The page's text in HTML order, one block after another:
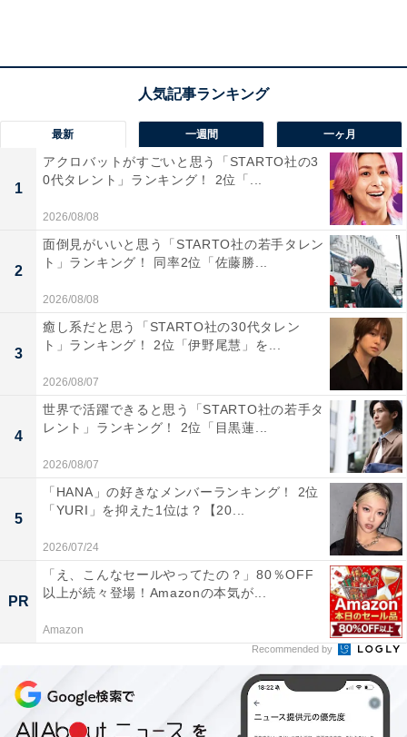
第2位：吉野家
第2位は「吉野家」。ごはんは24時間増量、おかわり無
料のサービスがうれしい定食メニューでは、定番の牛丼
の具を皿盛りで味わえる「牛皿定食（並盛／税込602
円）」のほか、牛肉と焼魚が同時に楽しめる「牛鮭定食
（並盛／税込657円）」など満足度の高いメニューがそ
ろいます。
回答者からは、「牛鮭定食のしゃけの脂と塩気が絶妙だ
と思う（54歳男性／岩手県）」「肉の味付けが美味し
く、白飯に合う！ （42歳男性／愛媛県）」「メニューも
豊富でボリュームがあって美味しいから（42歳男性／新
潟県）」「本格的な和定食が楽しめるから（35歳女性／
福岡県）」など、肉も魚も味付けが絶妙でごはんがすす
むという声がありました。
最新 一週間 一ヶ月
1
アクロバットがすごいと思う「STARTO社の3
0代タレント」ランキング！ 2位「...
2026/08/08
2
面倒見がいいと思う「STARTO社の若手タレン
ト」ランキング！ 同率2位「佐藤勝...
2026/08/08
3
癒し系だと思う「STARTO社の30代タレン
ト」ランキング！ 2位「伊野尾慧」を...
2026/08/07
4
世界で活躍できると思う「STARTO社の若手タ
レント」ランキング！ 2位「目黒蓮...
2026/08/07
5
「HANA」の好きなメンバーランキング！ 2位
「YURI」を抑えた1位は？【20...
2026/07/24
PR
「え、こんなセールやってたの？」80％OFF
以上が続々登場！Amazonの本気が...
Amazon
Recommended by